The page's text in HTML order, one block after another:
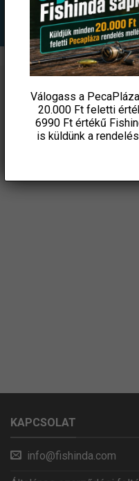
ÉRTESÜLJ
KAPCSOLAT
info@fishinda.com
Válogass a
20.000 Ft feletti
6990 Ft értékű
is küldünk a